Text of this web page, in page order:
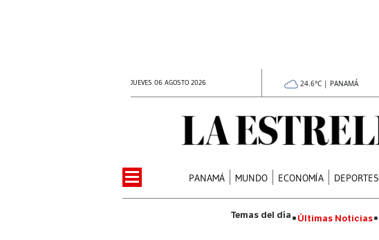
JUEVES 06 AGOSTO 2026 24.6°C | PANAMÁ
PANAMÁ MUNDO ECONOMÍA DEPORTES
Últimas Noticias